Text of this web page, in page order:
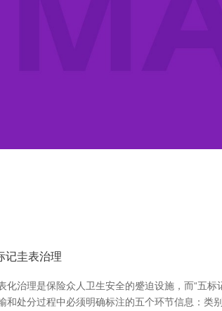
记圭表治理
化治理是保险众人卫生安全的蹙迫设施，而“五
和处分过程中必须明确标注的五个环节信息：